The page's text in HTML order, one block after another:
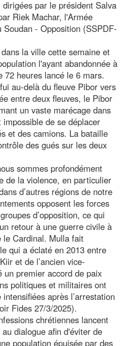
par le président Salva
Riek Machar, l'Armée
- Opposition (SSPDF-
la ville cette semaine et
l'ayant abandonnée à
72 heures lancé le 6 mars.
au-delà du fleuve Pibor vers
entre deux fleuves, le Pibor
un vaste marécage dans
de se déplacer
et des camions. La bataille
des gués sur les deux
sommes profondément
de la violence, en particulier
d’autres régions de notre
opposent les forces
d’opposition, ce qui
retour à une guerre civile à
le Cardinal. Mulla fait
qui a éclaté en 2013 entre
et de l’ancien vice-
un premier accord de paix
politiques et militaires ont
après l’arrestation
Fides 27/3/2025).
chrétiennes lancent
dialogue afin d'éviter de
population épuisée par des